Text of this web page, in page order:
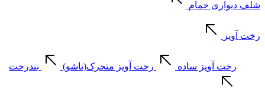
شلف دیواری حمام
رخت آویز
رخت آویز ساده رخت آویز متحرک(تاشو) بندرخت